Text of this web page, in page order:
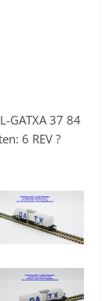
GATXA 37 84
6 REV ?